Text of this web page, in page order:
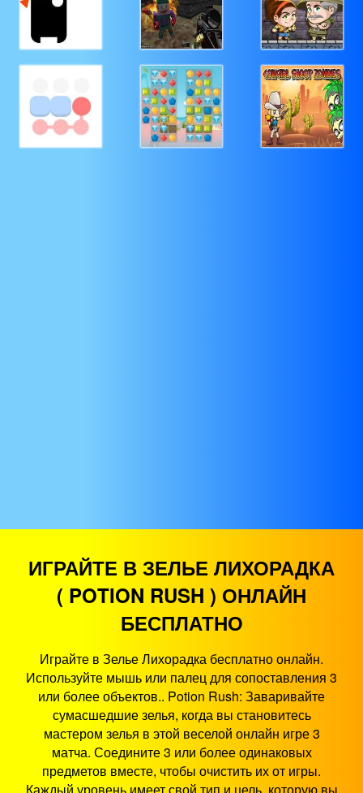
ИГРАЙТЕ В ЗЕЛЬЕ ЛИХОРАДКА
( POTION RUSH ) ОНЛАЙН
БЕСПЛАТНО
Играйте в Зелье Лихорадка бесплатно онлайн.
Используйте мышь или палец для сопоставления 3
или более объектов.. Potion Rush: Заваривайте
сумасшедшие зелья, когда вы становитесь
мастером зелья в этой веселой онлайн игре 3
матча. Соедините 3 или более одинаковых
предметов вместе, чтобы очистить их от игры.